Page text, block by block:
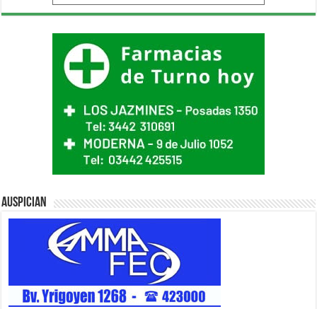
Auspician